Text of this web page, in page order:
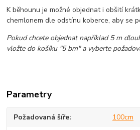
K běhounu je možné objednat i obšití
chemlonem dle odstínu koberce, aby se
Pokud chcete objednat například 5 m
vložte do košíku "5 bm" a vyberte
Parametry
Požadovaná šíře 100cm